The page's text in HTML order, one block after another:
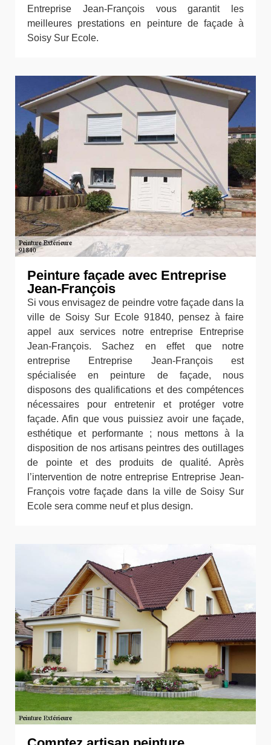
Entreprise Jean-François vous garantit les
meilleures prestations en peinture de façade à
Soisy Sur Ecole.
Peinture façade avec Entreprise
Jean-François
Si vous envisagez de peindre votre façade dans la
ville de Soisy Sur Ecole 91840, pensez à faire
appel aux services notre entreprise Entreprise
Jean-François. Sachez en effet que notre
entreprise Entreprise Jean-François est
spécialisée en peinture de façade, nous
disposons des qualifications et des compétences
nécessaires pour entretenir et protéger votre
façade. Afin que vous puissiez avoir une façade,
esthétique et performante ; nous mettons à la
disposition de nos artisans peintres des outillages
de pointe et des produits de qualité. Après
l’intervention de notre entreprise Entreprise Jean-
François votre façade dans la ville de Soisy Sur
Ecole sera comme neuf et plus design.